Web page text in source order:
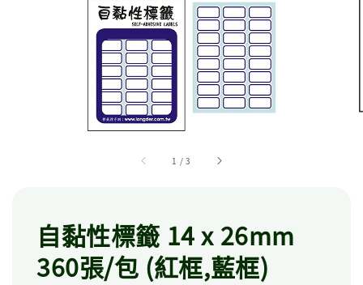
1 /3
自黏性標籤 14 x 26mm
360張/包 (紅框,藍框)